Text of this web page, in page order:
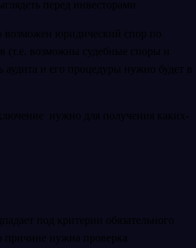
перед инвесторами
возможен юридический спор по
(т.е. возможны судебные споры и
аудита и его процедуры нужно будет в
нужно для получения каких-
под критерии обязательного
причине нужна проверка